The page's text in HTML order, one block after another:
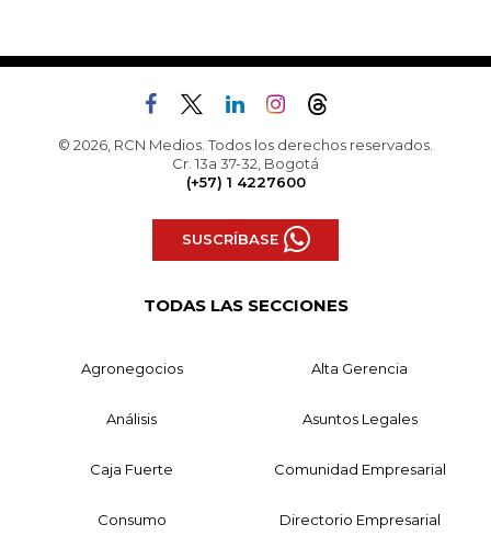
© 2026, RCN Medios. Todos los derechos reservados.
Cr. 13a 37-32, Bogotá
(+57) 1 4227600
SUSCRÍBASE
TODAS LAS SECCIONES
Agronegocios Alta Gerencia
Análisis Asuntos Legales
Caja Fuerte Comunidad Empresarial
Consumo Directorio Empresarial